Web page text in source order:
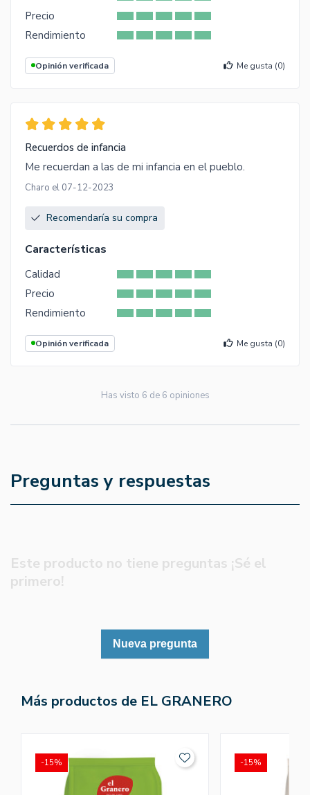
Precio
Rendimiento
Opinión verificada Me gusta (0)
Recuerdos de infancia
Me recuerdan a las de mi infancia en el pueblo.
Charo el 07-12-2023
Recomendaría su compra
Características
Calidad
Precio
Rendimiento
Opinión verificada Me gusta (0)
Has visto 6 de 6 opiniones
Preguntas y respuestas
Este producto no tiene preguntas ¡Sé el
primero!
Nueva pregunta
Más productos de EL GRANERO
-15% -15%